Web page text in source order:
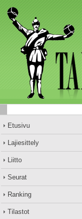
Etusivu
Lajiesittely
Liitto
Seurat
Ranking
Tilastot